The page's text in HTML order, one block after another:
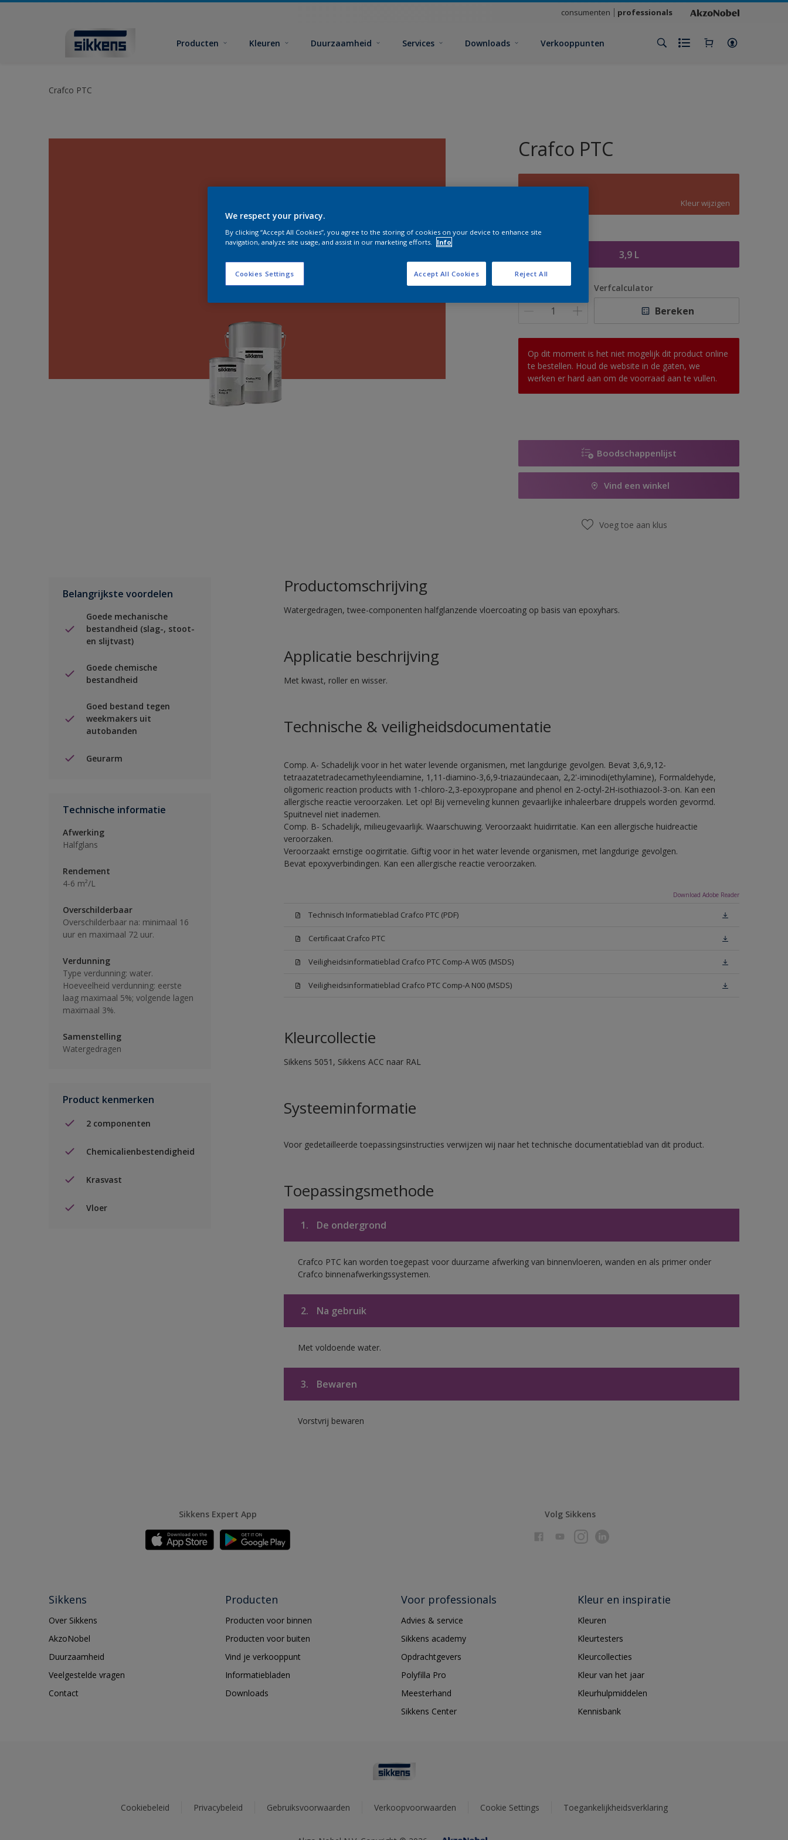
consumenten professionals
Producten Kleuren Duurzaamheid Services Downloads Verkooppunten
Crafco PTC
Crafco PTC
C4.46.45
Kleur wijzigen
Grootte
3,9 L
Aantal Verfcalculator
Bereken
Op dit moment is het niet mogelijk dit product online
te bestellen. Houd de website in de gaten, we
werken er hard aan om de voorraad aan te vullen.
Boodschappenlijst
Vind een winkel
Voeg toe aan klus
Belangrijkste voordelen
Goede mechanische
bestandheid (slag-, stoot-
en slijtvast)
Goede chemische
bestandheid
Goed bestand tegen
weekmakers uit
autobanden
Geurarm
Technische informatie
Afwerking
Halfglans
Rendement
4-6 m²/L
Overschilderbaar
Overschilderbaar na: minimaal 16
uur en maximaal 72 uur.
Verdunning
Type verdunning: water.
Hoeveelheid verdunning: eerste
laag maximaal 5%; volgende lagen
maximaal 3%.
Samenstelling
Watergedragen
Product kenmerken
2 componenten
Chemicalienbestendigheid
Krasvast
Vloer
Productomschrijving
Watergedragen, twee-componenten halfglanzende vloercoating op basis van epoxyhars.
Applicatie beschrijving
Met kwast, roller en wisser.
Technische & veiligheidsdocumentatie
Comp. A- Schadelijk voor in het water levende organismen, met langdurige gevolgen. Bevat 3,6,9,12-
tetraazatetradecamethyleendiamine, 1,11-diamino-3,6,9-triazaündecaan, 2,2'-iminodi(ethylamine), Formaldehyde,
oligomeric reaction products with 1-chloro-2,3-epoxypropane and phenol en 2-octyl-2H-isothiazool-3-on. Kan een
allergische reactie veroorzaken. Let op! Bij verneveling kunnen gevaarlijke inhaleerbare druppels worden gevormd.
Spuitnevel niet inademen.
Comp. B- Schadelijk, milieugevaarlijk. Waarschuwing. Veroorzaakt huidirritatie. Kan een allergische huidreactie
veroorzaken.
Veroorzaakt ernstige oogirritatie. Giftig voor in het water levende organismen, met langdurige gevolgen.
Bevat epoxyverbindingen. Kan een allergische reactie veroorzaken.
Download Adobe Reader
Technisch Informatieblad Crafco PTC (PDF)
Certificaat Crafco PTC
Veiligheidsinformatieblad Crafco PTC Comp-A W05 (MSDS)
Veiligheidsinformatieblad Crafco PTC Comp-A N00 (MSDS)
Kleurcollectie
Sikkens 5051, Sikkens ACC naar RAL
Systeeminformatie
Voor gedetailleerde toepassingsinstructies verwijzen wij naar het technische documentatieblad van dit product.
Toepassingsmethode
1. De ondergrond
Crafco PTC kan worden toegepast voor duurzame afwerking van binnenvloeren, wanden en als primer onder
Crafco binnenafwerkingssystemen.
2. Na gebruik
Met voldoende water.
3. Bewaren
Vorstvrij bewaren
Sikkens Expert App Volg Sikkens
Sikkens
Over Sikkens
AkzoNobel
Duurzaamheid
Veelgestelde vragen
Contact
Producten
Producten voor binnen
Producten voor buiten
Vind je verkooppunt
Informatiebladen
Downloads
Voor professionals
Advies & service
Sikkens academy
Opdrachtgevers
Polyfilla Pro
Meesterhand
Sikkens Center
Kleur en inspiratie
Kleuren
Kleurtesters
Kleurcollecties
Kleur van het jaar
Kleurhulpmiddelen
Kennisbank
Cookiebeleid Privacybeleid Gebruiksvoorwaarden Verkoopvoorwaarden Cookie Settings Toegankelijkheidsverklaring
We respect your privacy.
By clicking “Accept All Cookies”, you agree to the storing of cookies on your device to enhance site
navigation, analyze site usage, and assist in our marketing efforts.
Info
Cookies Settings Reject All
Accept All Cookies